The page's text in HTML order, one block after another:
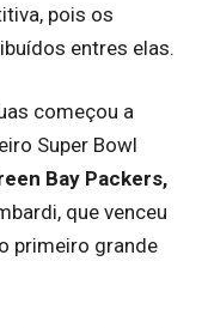
pois os
entres elas.
começou a
Super Bowl
Bay Packers,
que venceu
primeiro grande